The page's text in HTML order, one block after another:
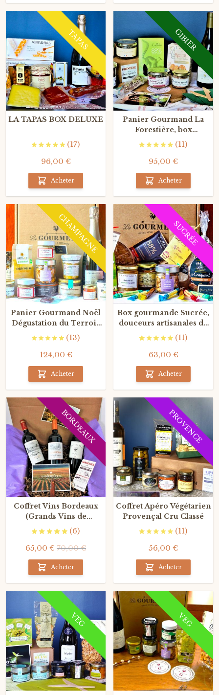
TAPAS
LA TAPAS BOX DELUXE
(17)
96,00 €
Acheter
GIBIER
Panier Gourmand La
Forestière, box
gourmande de
dégustation autour du
Gibier
(11)
95,00 €
Acheter
CHAMPAGNE
Panier Gourmand Noël
Dégustation du Terroir
au Champagne
(13)
124,00 €
Acheter
SUCRÉE
Box gourmande Sucrée,
douceurs artisanales du
terroir(11)
63,00 €
Acheter
BORDEAUX
Coffret Vins Bordeaux
(Grands Vins de
Bordeaux)(6)
65,00 € 70,00 €
Acheter
PROVENCE
Coffret Apéro Végétarien
Provençal Cru Classé
(11)
56,00 €
Acheter
VEG VEG